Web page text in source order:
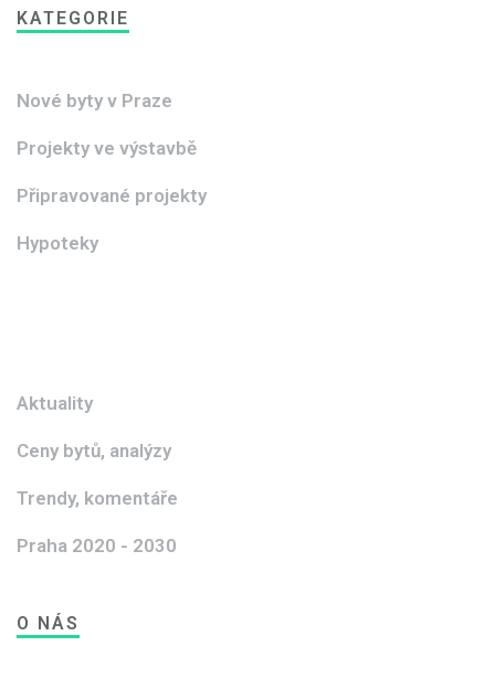
KATEGORIE
Nové byty v Praze
Projekty ve výstavbě
Připravované projekty
Hypoteky
Aktuality
Ceny bytů, analýzy
Trendy, komentáře
Praha 2020 - 2030
O NÁS